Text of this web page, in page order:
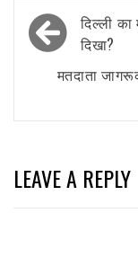
Post
navigation
दिल्ली
दिखा?
मतदाता
LEAVE A REPLY